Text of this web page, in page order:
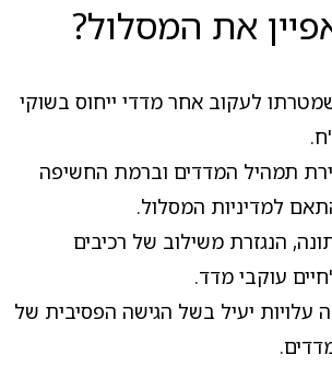
את המסלול?
שמטרתו לעקוב אחר מדדי ייחוס בשוקי
תמהיל המדדים וברמת החשיפה
למדיניות המסלול.
הנגזרת משילוב של רכיבים
עוקבי מדד.
עלויות יעיל בשל הגישה הפסיבית של